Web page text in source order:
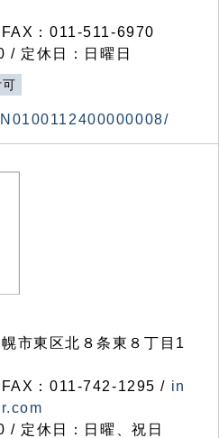
：011-511-6970
/ 定休日：日曜日
可
市東区北８条東８丁目1
：011-742-1295 / in
定休日：日曜、祝日